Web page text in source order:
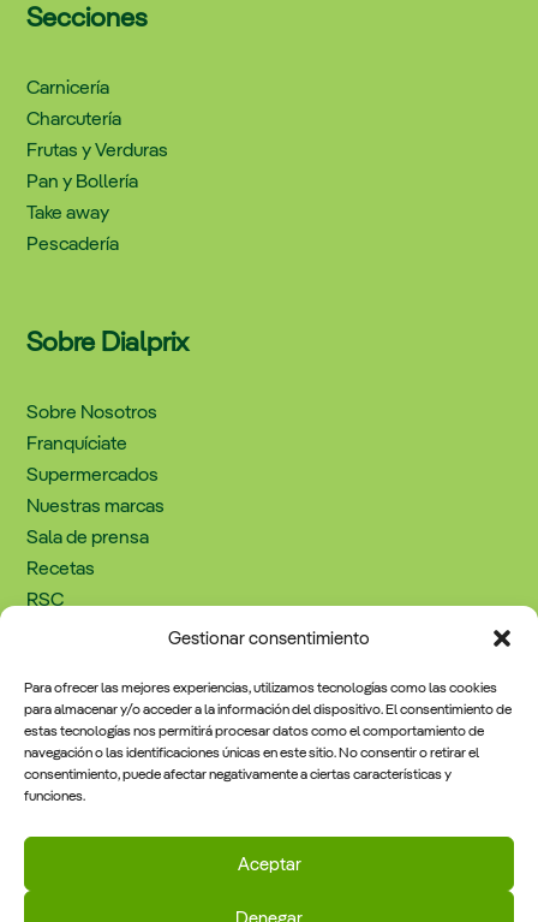
Gestionar consentimiento
Para ofrecer las mejores experiencias, utilizamos tecnologías como las cookies
para almacenar y/o acceder a la información del dispositivo. El consentimiento de
estas tecnologías nos permitirá procesar datos como el comportamiento de
navegación o las identificaciones únicas en este sitio. No consentir o retirar el
consentimiento, puede afectar negativamente a ciertas características y
funciones.
Aceptar
Denegar
Secciones
Carnicería
Charcutería
Frutas y Verduras
Pan y Bollería
Take away
Pescadería
Sobre Dialprix
Sobre Nosotros
Franquíciate
Supermercados
Nuestras marcas
Sala de prensa
Recetas
RSC
Trabaja con nosotros
Información Legal
Aviso legal y política de privacidad